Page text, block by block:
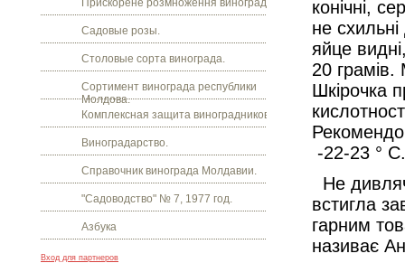
Прискорене розмноження винограду.
Садовые розы.
Столовые сорта винограда.
Сортимент винограда республики
Молдова.
Комплексная защита виноградников.
Виноградарство.
Справочник винограда Молдавии.
"Садоводство" № 7, 1977 год.
Азбука
Вход для партнеров
конічні,
не
яйце
20
Шкірочка
-22-23 °
Не
встигла
гарним
називає